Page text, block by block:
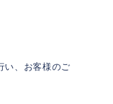
い、お客様のご